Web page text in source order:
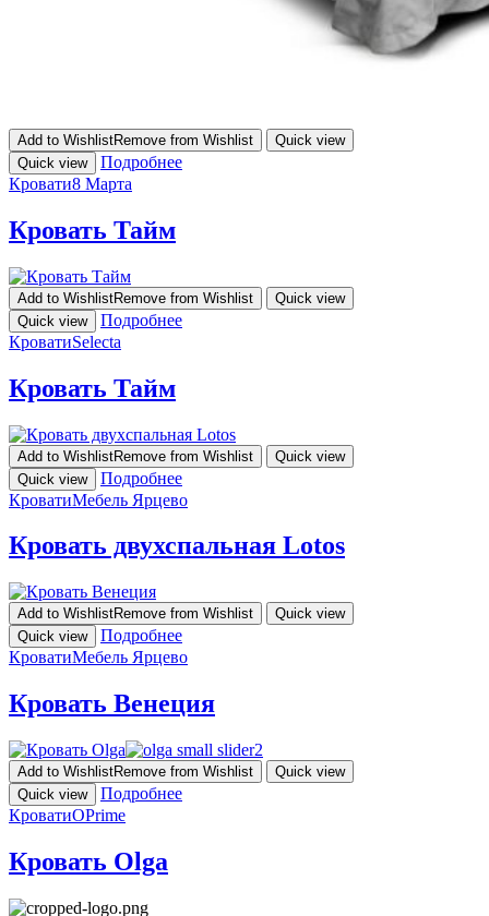
Add to WishlistRemove from Wishlist
Quick view
Quick view
Подробнее
Кровати8 Марта
Кровать Тайм
Add to WishlistRemove from Wishlist
Quick view
Quick view
Подробнее
КроватиSelecta
Кровать Тайм
Add to WishlistRemove from Wishlist
Quick view
Quick view
Подробнее
КроватиМебель Ярцево
Кровать двухспальная Lotos
Add to WishlistRemove from Wishlist
Quick view
Quick view
Подробнее
КроватиМебель Ярцево
Кровать Венеция
Add to WishlistRemove from Wishlist
Quick view
Quick view
Подробнее
КроватиOPrime
Кровать Olga